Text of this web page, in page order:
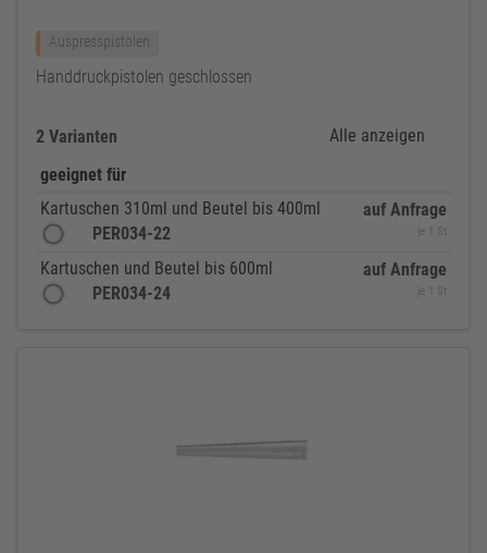
Auspresspistolen
Handdruckpistolen geschlossen
2 Varianten
Alle anzeigen
geeignet für
Kartuschen 310ml und Beutel bis 400ml
PER034-22
auf Anfrage
je 1 St
Kartuschen und Beutel bis 600ml
PER034-24
auf Anfrage
je 1 St